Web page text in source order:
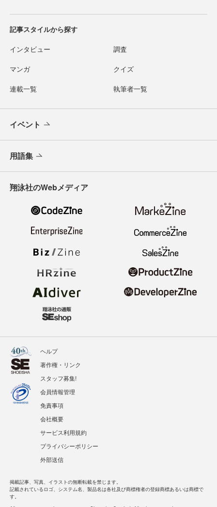
記事スタイルから探す
インタビュー 調査
マンガ クイズ
連載一覧 執筆者一覧
イベント
用語集
翔泳社のWebメディア
ヘルプ
著作権・リンク
スタッフ募集!
会員情報管理
免責事項
会社概要
サービス利用規約
プライバシーポリシー
外部送信
掲載記事、写真、イラストの無断転載を禁じます。
記載されているロゴ、システム名、製品名は各社及び商標権者の登録商標あるいは商標で
す。